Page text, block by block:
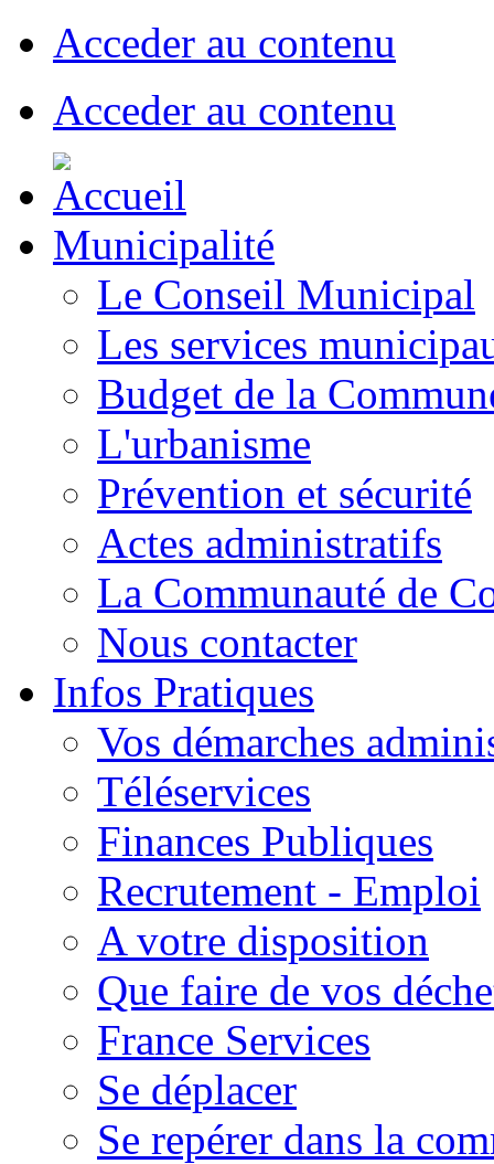
Acceder au contenu
Acceder au contenu
Municipalité
Le Conseil Municipal
Les services
Budget de la
L'urbanisme
Prévention et sécurité
Actes administratifs
La Communauté de
Nous contacter
Infos Pratiques
Vos démarches
Téléservices
Finances Publiques
Recrutement - Emploi
A votre disposition
Que faire de vos
France Services
Se déplacer
Se repérer dans la